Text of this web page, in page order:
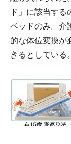
ド」に該当す
ベッドのみ。介
的な体位変換が
きるとしている。